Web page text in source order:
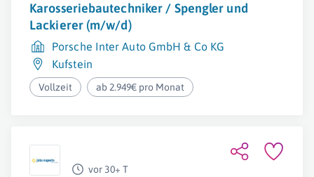
Karosseriebautechniker / Spengler und
Lackierer (m/w/d)
Porsche Inter Auto GmbH & Co KG
Kufstein
Vollzeit ab 2.949€ pro Monat
vor 30+ T